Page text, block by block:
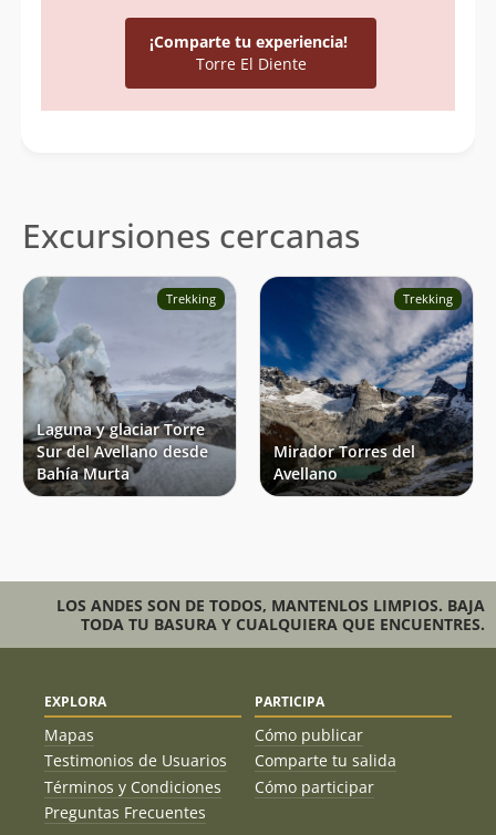
¡Comparte tu experiencia!
Torre El Diente
Excursiones cercanas
Trekking
Laguna y glaciar Torre
Sur del Avellano desde
Bahía Murta
Trekking
Mirador Torres del
Avellano
LOS ANDES SON DE TODOS, MANTENLOS LIMPIOS. BAJA
TODA TU BASURA Y CUALQUIERA QUE ENCUENTRES.
EXPLORA
Mapas
Testimonios de Usuarios
Términos y Condiciones
Preguntas Frecuentes
PARTICIPA
Cómo publicar
Comparte tu salida
Cómo participar